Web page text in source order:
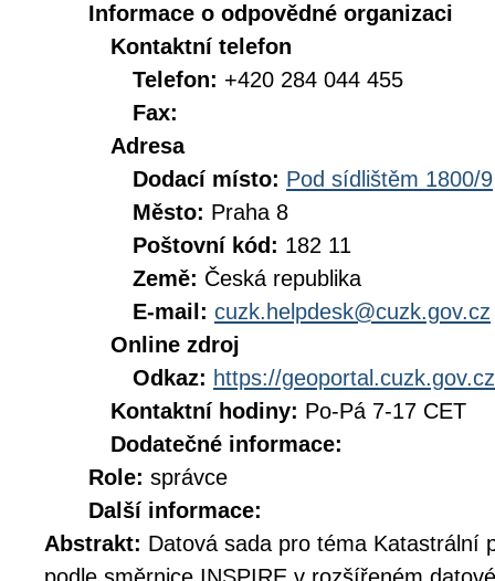
Informace o odpovědné organizaci
Kontaktní telefon
Telefon: +420 284 044 455
Fax:
Adresa
Dodací místo: Pod sídlištěm 1800/9
Město: Praha 8
Poštovní kód: 182 11
Země: Česká republika
E-mail: cuzk.helpdesk@cuzk.gov.cz
Online zdroj
Odkaz: https://geoportal.cuzk.gov.cz
Kontaktní hodiny: Po-Pá 7-17 CET
Dodatečné informace:
Role: správce
Další informace:
Abstrakt: Datová sada pro téma Katastrální